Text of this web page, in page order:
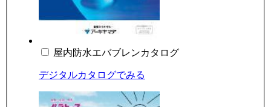
屋内防水エバブレンカタログ
デジタルカタログでみる